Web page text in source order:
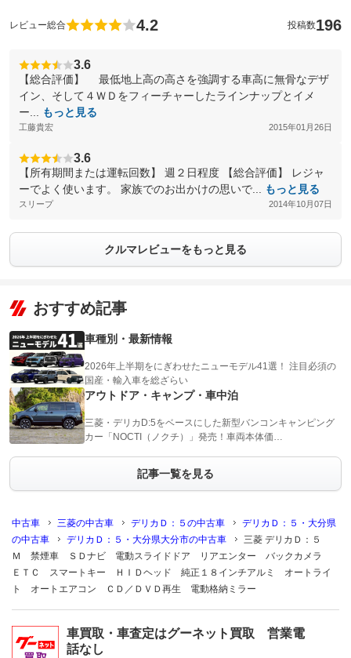
レビュー総合 4.2 投稿数196
3.6
【総合評価】 最低地上高の高さを強調する車高に無骨なデザ
イン、そして４ＷＤをフィーチャーしたラインナップとイメ
ー...
もっと見る
工藤貴宏 2015年01月26日
3.6
【所有期間または運転回数】 週２日程度 【総合評価】 レジャ
ーでよく使います。 家族でのお出かけの思いで...
もっと見る
スリープ 2014年10月07日
クルマレビューをもっと見る
おすすめ記事
車種別・最新情報
2026年上半期をにぎわせたニューモデル41選！ 注目必須の
国産・輸入車を総ざらい
アウトドア・キャンプ・車中泊
三菱・デリカD:5をベースにした新型バンコンキャンピング
カー「NOCTI（ノクチ）」発売！車両本体価…
記事一覧を見る
中古車 三菱の中古車 デリカＤ：５の中古車
デリカＤ：５・大分県
の中古車
デリカＤ：５・大分県大分市の中古車
三菱 デリカＤ：５
Ｍ 禁煙車 ＳＤナビ 電動スライドドア リアエンター バックカメラ
ＥＴＣ スマートキー ＨＩＤヘッド 純正１８インチアルミ オートライ
ト オートエアコン ＣＤ／ＤＶＤ再生 電動格納ミラー
車買取・車査定はグーネット買取 営業電
話なし